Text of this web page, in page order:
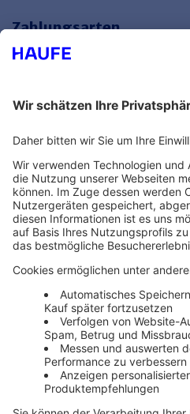
Zahlungsarten
Themenwelten und
Haufe Group